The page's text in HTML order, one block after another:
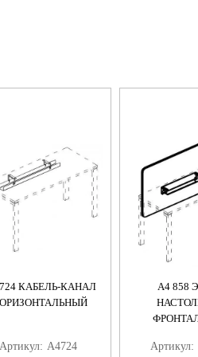
КАБЕЛЬ-КАНАЛ
Артикул: А4724
А4 858
Артикул: